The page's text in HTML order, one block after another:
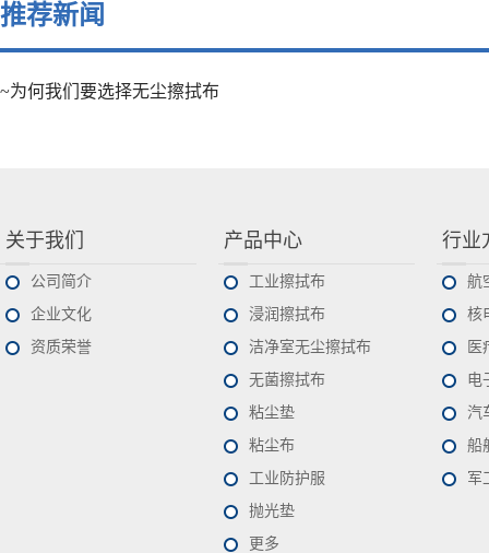
推荐新闻
~为何我们要选择无尘擦拭布
关于我们
公司简介
企业文化
资质荣誉
产品中心
工业擦拭布
浸润擦拭布
洁净室无尘擦拭布
无菌擦拭布
粘尘垫
粘尘布
工业防护服
抛光垫
更多
行业
航
核
医
电
汽
船
军